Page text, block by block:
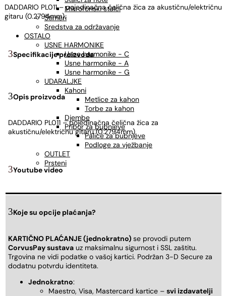
Mikrofonski stalci
Štimeri
Sredstva za održavanje
OSTALO
USNE HARMONIKE
Usne harmonike - C
Usne harmonike - A
Usne harmonike - G
UDARALJKE
Kahoni
Metlice za kahon
Torbe za kahon
Djembe
Pribor za bubnjeve
Palice za bubnjeve
Podloge za vježbanje
OUTLET
Prsteni
DADDARIO PL011 – pojedinačna čelična žica za akustičnu/električnu
gitaru (0.2794mm).
Specifikacije proizvoda
Opis proizvoda
DADDARIO PL011 – pojedinačna čelična žica za
akustičnu/električnu gitaru (0.2794mm).
Youtube video
Koje su opcije plaćanja?
KARTIČNO PLAĆANJE (jednokratno) se provodi putem
CorvusPay sustava uz maksimalnu sigurnost i SSL zaštitu.
Trgovina ne vidi podatke o vašoj kartici. Podržan 3-D Secure za
dodatnu potvrdu identiteta.
Jednokratno:
Maestro, Visa, Mastercard kartice – svi izdavatelji